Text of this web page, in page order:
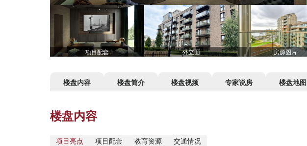
项目配套 外立面 房源图片
楼盘内容 楼盘简介 楼盘视频 专家说房 楼盘地图
楼盘内容
项目亮点 项目配套 教育资源 交通情况